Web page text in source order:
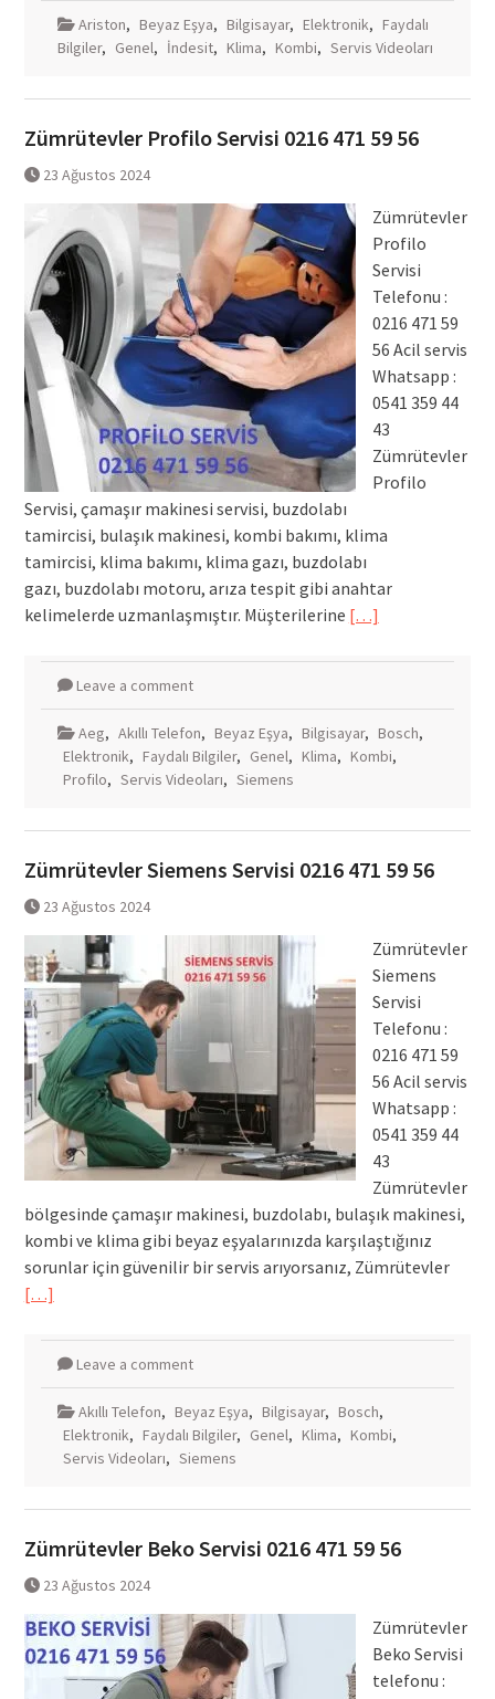
Ariston, Beyaz Eşya, Bilgisayar, Elektronik, Faydalı
Bilgiler, Genel, İndesit, Klima, Kombi, Servis Videoları
Zümrütevler Profilo Servisi 0216 471 59 56
23 Ağustos 2024
Zümrütevler
Profilo
Servisi
Telefonu :
0216 471 59
56 Acil servis
Whatsapp :
0541 359 44
43
Zümrütevler
Profilo
Servisi, çamaşır makinesi servisi, buzdolabı
tamircisi, bulaşık makinesi, kombi bakımı, klima
tamircisi, klima bakımı, klima gazı, buzdolabı
gazı, buzdolabı motoru, arıza tespit gibi anahtar
kelimelerde uzmanlaşmıştır. Müşterilerine […]
Leave a comment
Aeg, Akıllı Telefon, Beyaz Eşya, Bilgisayar, Bosch,
Elektronik, Faydalı Bilgiler, Genel, Klima, Kombi,
Profilo, Servis Videoları, Siemens
Zümrütevler Siemens Servisi 0216 471 59 56
23 Ağustos 2024
Zümrütevler
Siemens
Servisi
Telefonu :
0216 471 59
56 Acil servis
Whatsapp :
0541 359 44
43
Zümrütevler
bölgesinde çamaşır makinesi, buzdolabı, bulaşık makinesi,
kombi ve klima gibi beyaz eşyalarınızda karşılaştığınız
sorunlar için güvenilir bir servis arıyorsanız, Zümrütevler
[…]
Leave a comment
Akıllı Telefon, Beyaz Eşya, Bilgisayar, Bosch,
Elektronik, Faydalı Bilgiler, Genel, Klima, Kombi,
Servis Videoları, Siemens
Zümrütevler Beko Servisi 0216 471 59 56
23 Ağustos 2024
Zümrütevler
Beko Servisi
telefonu :